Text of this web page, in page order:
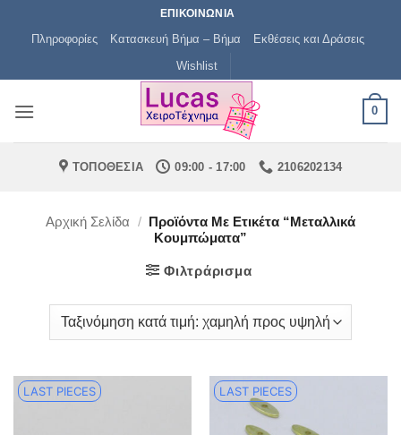
ΕΠΙΚΟΙΝΩΝΙΑ
Πληροφορίες Κατασκευή Βήμα – Βήμα
Εκθέσεις και Δράσεις
Wishlist
0
ΤΟΠΟΘΕΣΙΑ 09:00 - 17:00 2106202134
Αρχική Σελίδα / Προϊόντα Με Ετικέτα “μεταλλικά
Κουμπώματα”
Φιλτράρισμα
LAST PIECES LAST PIECES